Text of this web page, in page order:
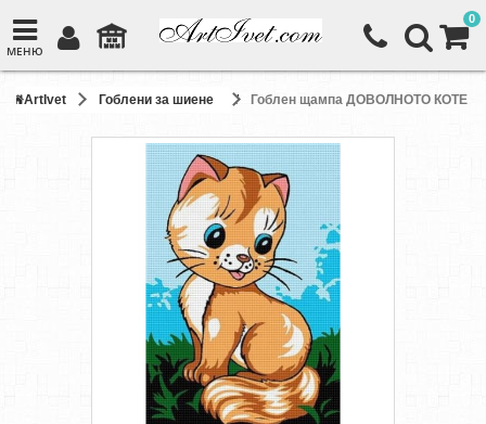
МЕНЮ
0
ArtIvet Гоблени за шиене Гоблен щампа ДОВОЛНОТО КОТЕ